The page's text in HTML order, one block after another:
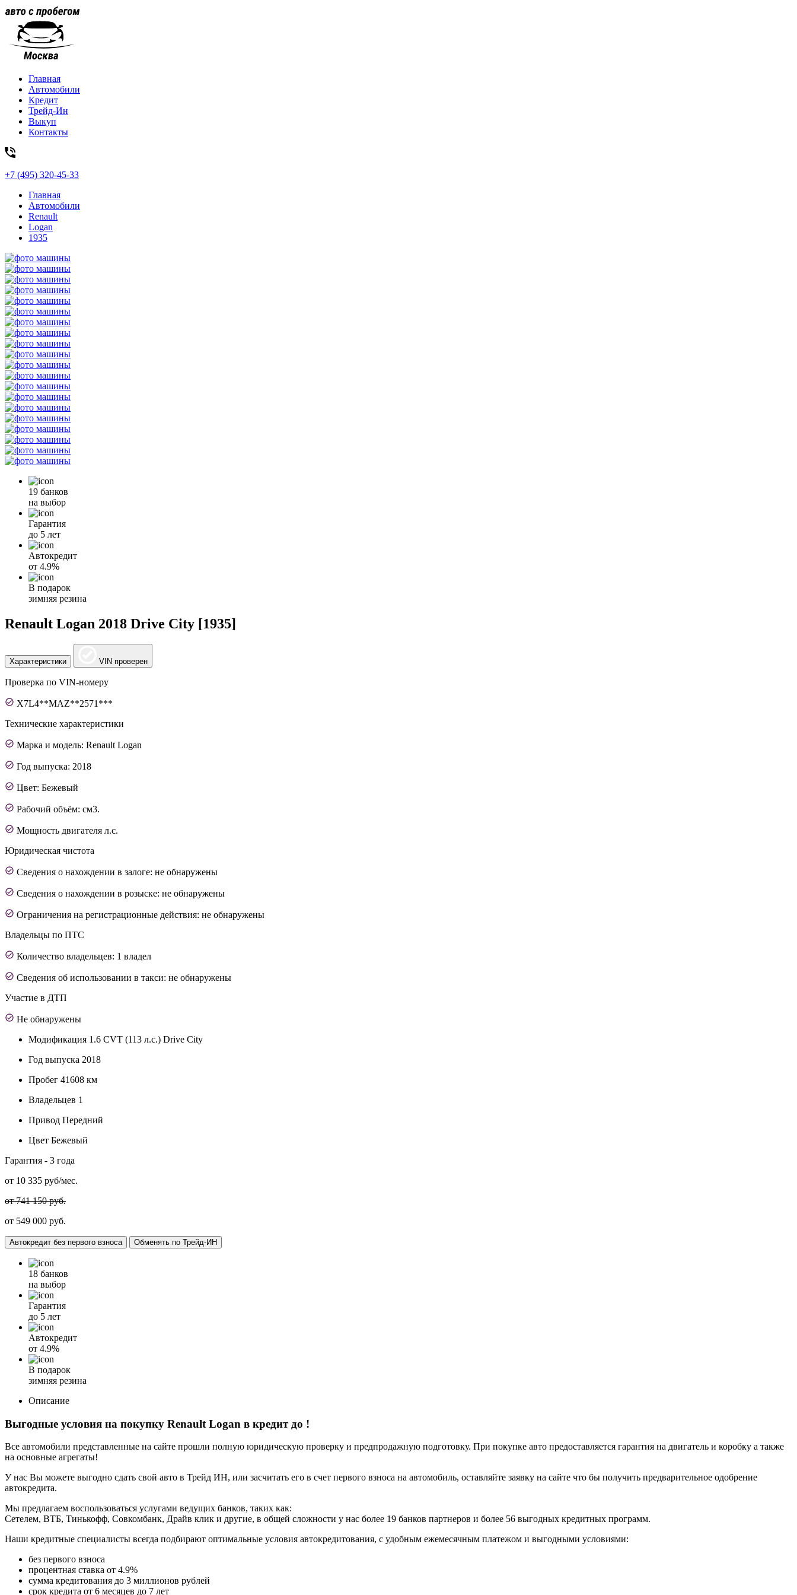
Главная
Автомобили
Кредит
Трейд-Ин
Выкуп
Контакты
+7 (495) 320-45-33
Главная
Автомобили
Renault
Logan
1935
19 банков
на выбор
Гарантия
до 5 лет
Автокредит
от 4.9%
В подарок
зимняя резина
Renault Logan 2018 Drive City [1935]
Характеристики VIN проверен
Проверка по VIN-номеру
X7L4**MAZ**2571***
Технические характеристики
Марка и модель: Renault Logan
Год выпуска: 2018
Цвет: Бежевый
Рабочий объём: см3.
Мощность двигателя л.с.
Юридическая чистота
Сведения о нахождении в залоге: не обнаружены
Сведения о нахождении в розыске: не обнаружены
Ограничения на регистрационные действия: не обнаружены
Владельцы по ПТС
Количество владельцев: 1 владел
Сведения об использовании в такси: не обнаружены
Участие в ДТП
Не обнаружены
Модификация 1.6 CVT (113 л.с.) Drive City
Год выпуска 2018
Пробег 41608 км
Владельцев 1
Привод Передний
Цвет Бежевый
Гарантия - 3 года
от 10 335 руб/мес.
от 741 150 руб.
от 549 000 руб.
Автокредит без первого взноса Обменять по Трейд-ИН
18 банков
на выбор
Гарантия
до 5 лет
Автокредит
от 4.9%
В подарок
зимняя резина
Описание
Выгодные условия на покупку Renault Logan в кредит до !
Все автомобили представленные на сайте прошли полную юридическую проверку и предпродажную подготовку. При покупке авто предоставляется гарантия на двигатель и коробку а также
на основные агрегаты!
У нас Вы можете выгодно сдать свой авто в Трейд ИН, или засчитать его в счет первого взноса на автомобиль, оставляйте заявку на сайте что бы получить предварительное одобрение
автокредита.
Мы предлагаем воспользоваться услугами ведущих банков, таких как:
Сетелем, ВТБ, Тинькофф, Совкомбанк, Драйв клик и другие, в общей сложности у нас более 19 банков партнеров и более 56 выгодных кредитных программ.
Наши кредитные специалисты всегда подбирают оптимальные условия автокредитования, с удобным ежемесячным платежом и выгодными условиями:
без первого взноса
процентная ставка от 4.9%
сумма кредитования до 3 миллионов рублей
срок кредита от 6 месяцев до 7 лет